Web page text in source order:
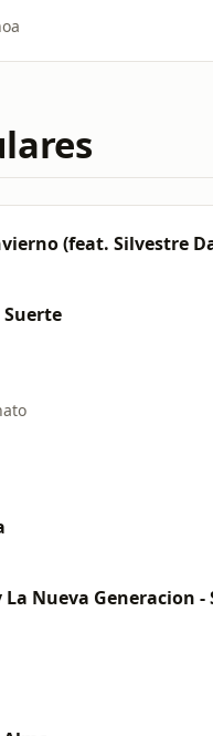
(feat. Silvestre
Suerte
Nueva Generacion -